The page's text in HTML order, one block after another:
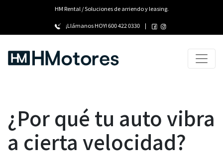
HM Rental / Soluciones de arriendo y leasing.
¡Llámanos HOY!600 422 0330 |
¿Por qué tu auto vibra
a cierta velocidad?